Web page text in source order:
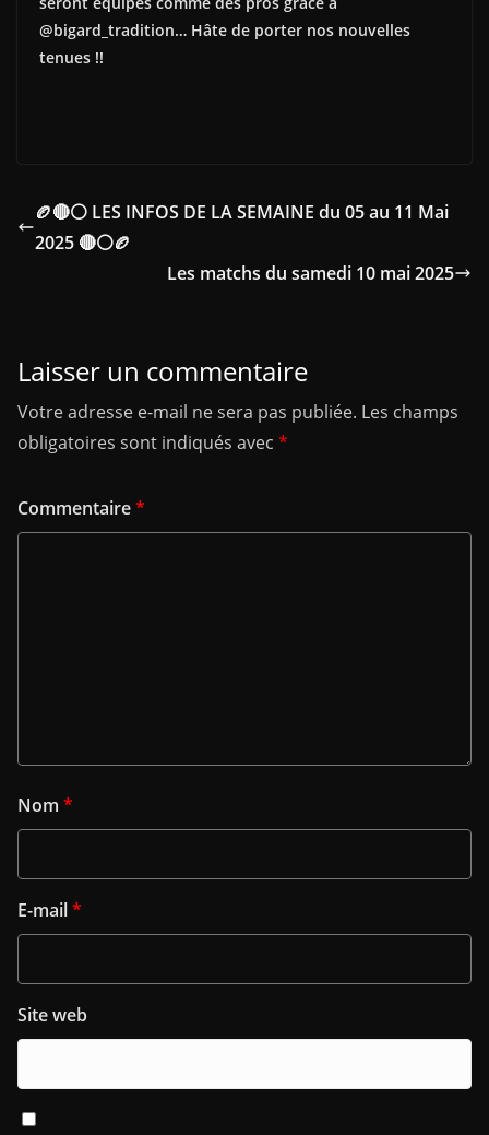
@bigard_tradition… Hâte de porter nos nouvelles
tenues !!
🏉🔴⚪ LES INFOS DE LA SEMAINE du 05 au 11 Mai
2025 🔴⚪🏉
Les matchs du samedi 10 mai 2025
Laisser un commentaire
Votre adresse e-mail ne sera pas publiée. Les champs
obligatoires sont indiqués avec *
Commentaire*
Nom *
E-mail*
Site web